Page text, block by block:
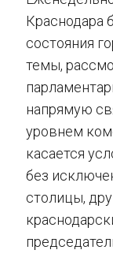
Краснодара
состояния
темы,
напрямую
уровнем
касается
без
столицы,